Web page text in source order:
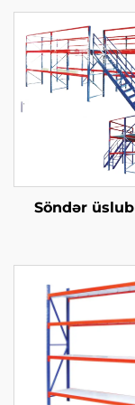
Söndər